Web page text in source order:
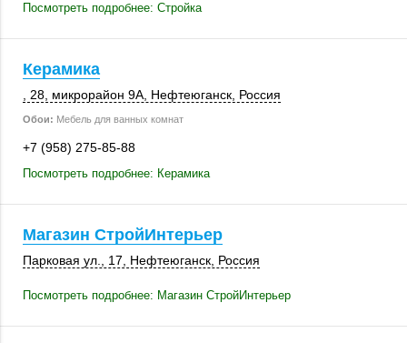
Посмотреть подробнее: Стройка
Керамика
, 28 микрорайон 9А Нефтеюганск Россия
Обои: Мебель для ванных комнат
+7 (958) 275-85-88
Посмотреть подробнее: Керамика
Магазин СтройИнтерьер
Парковая ул., 17 Нефтеюганск Россия
Посмотреть подробнее: Магазин СтройИнтерьер